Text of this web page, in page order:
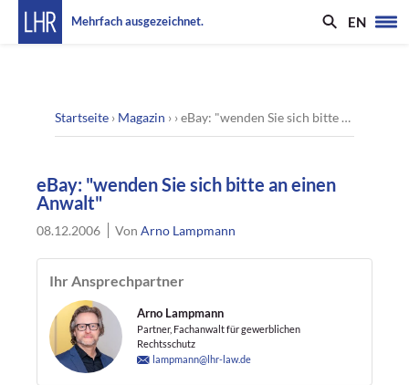
Mehrfach ausgezeichnet. EN
Startseite › Magazin › ›eBay: "wenden Sie sich bitte an einen Anwalt"
eBay: "wenden Sie sich bitte an einen
Anwalt"
08.12.2006 VonArno Lampmann
Ihr Ansprechpartner
Arno Lampmann
Partner, Fachanwalt für gewerblichen
Rechtsschutz
lampmann@lhr-law.de